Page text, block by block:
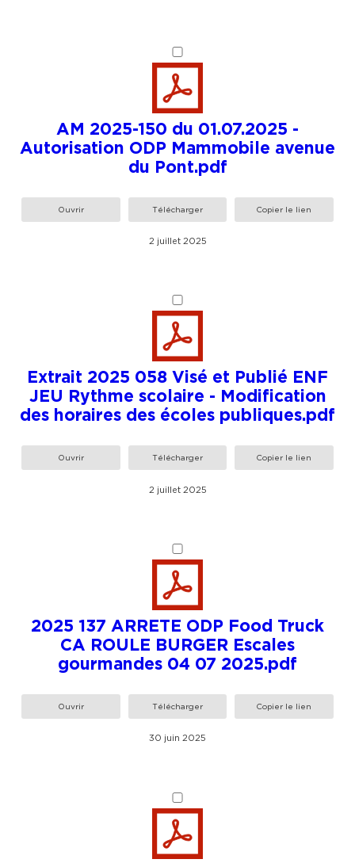
AM 2025-150 du 01.07.2025 -
Autorisation ODP Mammobile avenue
du Pont.pdf
Ouvrir Télécharger Copier le lien
2 juillet 2025
Extrait 2025 058 Visé et Publié ENF
JEU Rythme scolaire - Modification
des horaires des écoles publiques.pdf
Ouvrir Télécharger Copier le lien
2 juillet 2025
2025 137 ARRETE ODP Food Truck
CA ROULE BURGER Escales
gourmandes 04 07 2025.pdf
Ouvrir Télécharger Copier le lien
30 juin 2025